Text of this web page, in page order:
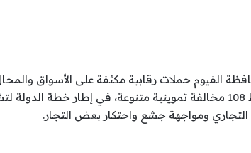
الفيوم حملات رقابية مكثفة على الأسواق
والمخابز بدائرة المحافظة، أسفرت عن ضبط 108 مخالفة تموينية متنوعة، في إطار خطة
ومواجهة جشع واحتكار بعض التجار.